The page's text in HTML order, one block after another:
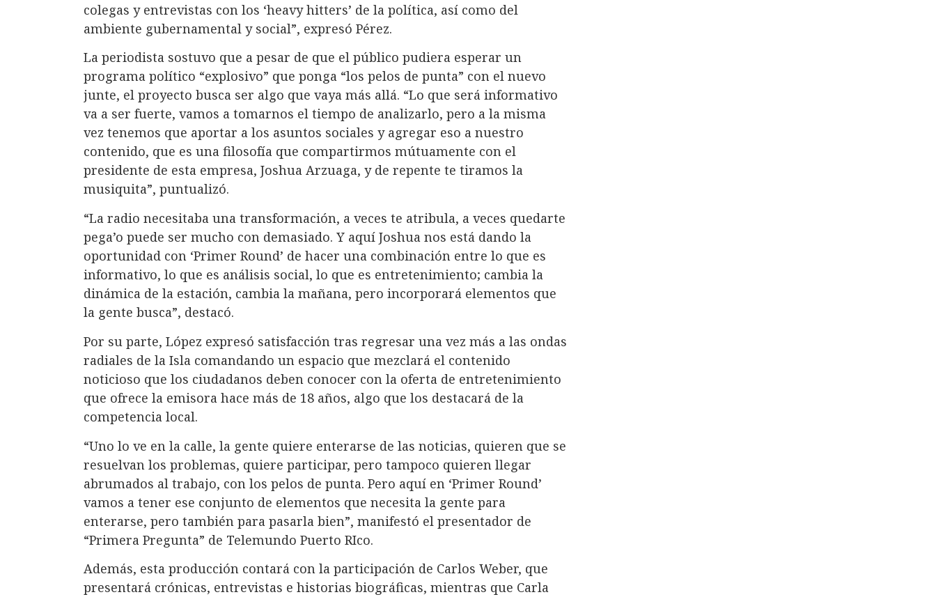
colegas y entrevistas con los ‘heavy hitters’ de la política, así como del
ambiente gubernamental y social”, expresó Pérez.
La periodista sostuvo que a pesar de que el público pudiera esperar un
programa político “explosivo” que ponga “los pelos de punta” con el nuevo
junte, el proyecto busca ser algo que vaya más allá. “Lo que será informativo
va a ser fuerte, vamos a tomarnos el tiempo de analizarlo, pero a la misma
vez tenemos que aportar a los asuntos sociales y agregar eso a nuestro
contenido, que es una filosofía que compartirmos mútuamente con el
presidente de esta empresa, Joshua Arzuaga, y de repente te tiramos la
musiquita”, puntualizó.
“La radio necesitaba una transformación, a veces te atribula, a veces quedarte
pega’o puede ser mucho con demasiado. Y aquí Joshua nos está dando la
oportunidad con ‘Primer Round’ de hacer una combinación entre lo que es
informativo, lo que es análisis social, lo que es entretenimiento; cambia la
dinámica de la estación, cambia la mañana, pero incorporará elementos que
la gente busca”, destacó.
Por su parte, López expresó satisfacción tras regresar una vez más a las ondas
radiales de la Isla comandando un espacio que mezclará el contenido
noticioso que los ciudadanos deben conocer con la oferta de entretenimiento
que ofrece la emisora hace más de 18 años, algo que los destacará de la
competencia local.
“Uno lo ve en la calle, la gente quiere enterarse de las noticias, quieren que se
resuelvan los problemas, quiere participar, pero tampoco quieren llegar
abrumados al trabajo, con los pelos de punta. Pero aquí en ‘Primer Round’
vamos a tener ese conjunto de elementos que necesita la gente para
enterarse, pero también para pasarla bien”, manifestó el presentador de
“Primera Pregunta” de Telemundo Puerto RIco.
Además, esta producción contará con la participación de Carlos Weber, que
presentará crónicas, entrevistas e historias biográficas, mientras que Carla